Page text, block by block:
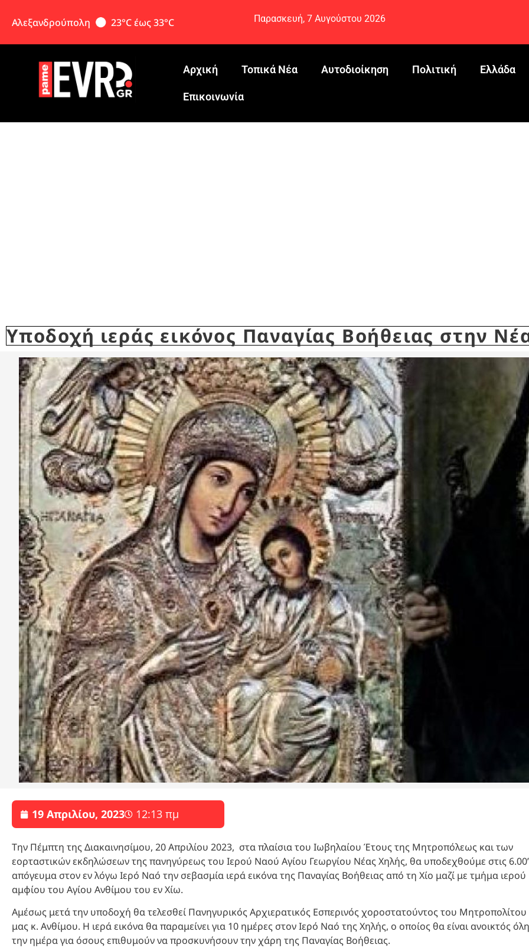
Αλεξανδρούπολη 23°C έως 33°C Παρασκευή, 7 Αυγούστου 2026
Αρχική Τοπικά Νέα Αυτοδιοίκηση Πολιτική Ελλάδα
Eπικοινωνία
Υποδοχή ιεράς εικόνος Παναγίας Βοήθειας στην
19 Απριλίου, 2023 12:13 πμ
Την Πέμπτη της Διακαινησίμου, 20 Απριλίου 2023, στα πλαίσια του Ιωβηλαίου Έτους της Μητροπόλεως και των
εορταστικών εκδηλώσεων της πανηγύρεως του Ιερού Ναού Αγίου Γεωργίου Νέας Χηλής, θα υποδεχθούμε στις
απόγευμα στον εν λόγω Ιερό Ναό την σεβασμία ιερά εικόνα της Παναγίας Βοήθειας από τη Χίο μαζί με τμήμα ιερού
αμφίου του Αγίου Ανθίμου του εν Χίω.
Αμέσως μετά την υποδοχή θα τελεσθεί Πανηγυρικός Αρχιερατικός Εσπερινός χοροστατούντος του Μητροπολίτου
μας κ. Ανθίμου. Η ιερά εικόνα θα παραμείνει για 10 ημέρες στον Ιερό Ναό της Χηλής, ο οποίος θα είναι ανοικτός όλη
την ημέρα για όσους επιθυμούν να προσκυνήσουν την χάρη της Παναγίας Βοήθειας.